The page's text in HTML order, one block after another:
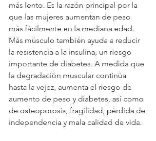
más lento. Es la razón principal por la
que las mujeres aumentan de peso
más fácilmente en la mediana edad.
Más músculo también ayuda a reducir
la resistencia a la insulina, un riesgo
importante de diabetes. A medida que
la degradación muscular continúa
hasta la vejez, aumenta el riesgo de
aumento de peso y diabetes, así como
de osteoporosis, fragilidad, pérdida de
independencia y mala calidad de vida.